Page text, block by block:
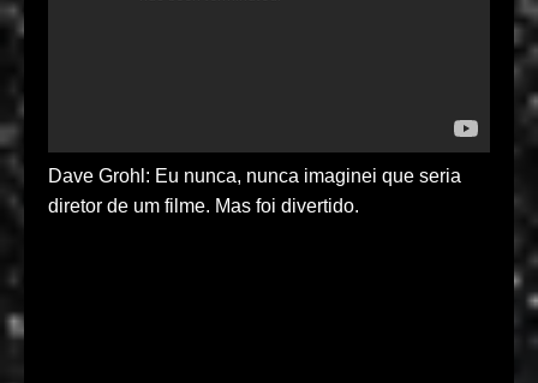
Dave Grohl: Eu nunca, nunca imaginei que seria
diretor de um filme. Mas foi divertido.